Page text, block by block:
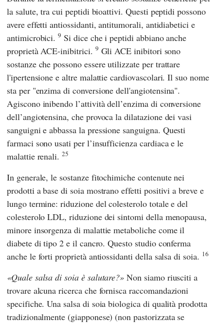
la salute, tra cui peptidi bioattivi. Questi peptidi possono
avere effetti antiossidanti, antitumorali, antidiabetici e
antimicrobici.9 Si dice che i peptidi abbiano anche
proprietà ACE-inibitrici. 9 Gli ACE inibitori sono
sostanze che possono essere utilizzate per trattare
l'ipertensione e altre malattie cardiovascolari. Il suo nome
sta per "enzima di conversione dell'angiotensina".
Agiscono inibendo l’attività dell’enzima di conversione
dell’angiotensina, che provoca la dilatazione dei vasi
sanguigni e abbassa la pressione sanguigna. Questi
farmaci sono usati per l’insufficienza cardiaca e le
malattie renali.25
In generale, le sostanze fitochimiche contenute nei
prodotti a base di soia mostrano effetti positivi a breve e
lungo termine: riduzione del colesterolo totale e del
colesterolo LDL, riduzione dei sintomi della menopausa,
minore insorgenza di malattie metaboliche come il
diabete di tipo 2 e il cancro. Questo studio conferma
anche le forti proprietà antiossidanti della salsa di soia. 16
Quale salsa di soia è salutare? Non siamo riusciti a
trovare alcuna ricerca che fornisca raccomandazioni
specifiche. Una salsa di soia biologica di qualità prodotta
tradizionalmente (giapponese) (non pastorizzata se